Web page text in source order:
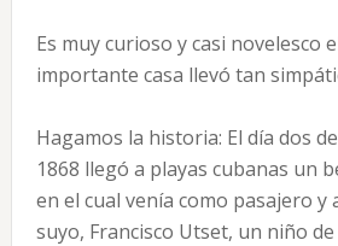
Es muy curioso y casi novelesco
importante casa llevó tan
Hagamos la historia: El día dos
1868 llegó a playas cubanas un
en el cual venía como pasajero
suyo, Francisco Utset, un niño